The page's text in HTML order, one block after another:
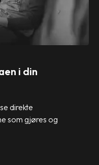
i din
direkte
som gjøres og